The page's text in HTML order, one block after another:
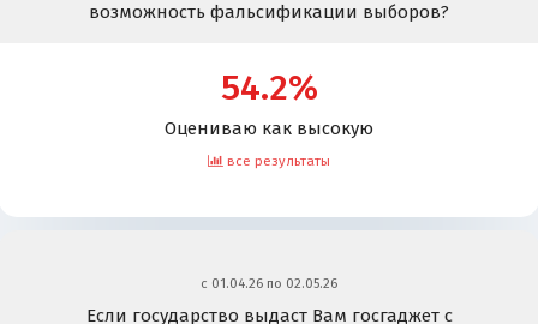
возможность фальсификации выборов?
54.2%
Оцениваю как высокую
все результаты
c 01.04.26 по 02.05.26
Если государство выдаст Вам госгаджет с